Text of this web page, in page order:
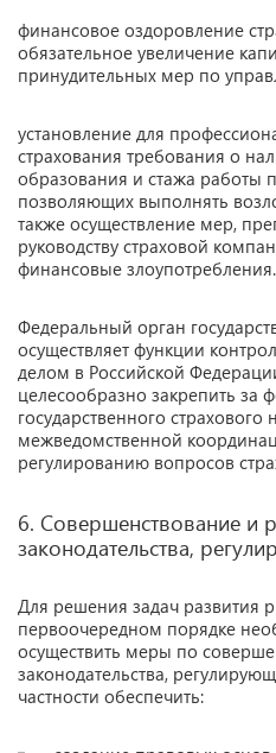
финансовое оздоровление
обязательное увеличение
принудительных мер по
установление для
страхования требования о
образования и стажа работы
позволяющих выполнять
также осуществление мер,
руководству страховой
финансовые злоупотребления.
Федеральный орган
осуществляет функции
делом в Российской
целесообразно закрепить за
государственного
межведомственной
регулированию вопросов
6. Совершенствование и
законодательства,
Для решения задач развития
первоочередном порядке
осуществить меры по
законодательства,
частности обеспечить: